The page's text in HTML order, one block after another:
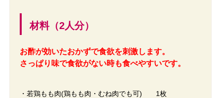
材料（2人分）
お酢が効いたおかずで食欲を刺激します。
さっぱり味で食欲がない時も食べやすいです。
・若鶏もも肉(鶏もも肉・むね肉でも可) 1枚